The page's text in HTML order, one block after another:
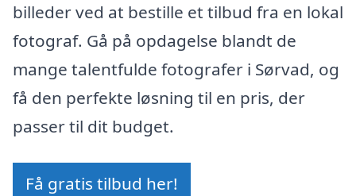
billeder ved at bestille et tilbud fra en lokal
fotograf. Gå på opdagelse blandt de
mange talentfulde fotografer i Sørvad, og
få den perfekte løsning til en pris, der
passer til dit budget.
Få gratis tilbud her!